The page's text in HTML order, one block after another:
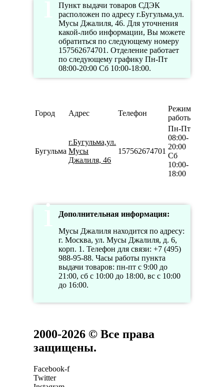
Пункт выдачи товаров СДЭК
расположен по адресу г.Бугульма,ул.
Мусы Джалиля, 46. Для уточнения
какой-либо информации, Вы можете
обратиться по следующему номеру
157562674701. Отделение работает
по следующему графику Пн-Пт
08:00-20:00 Сб 10:00-18:00.
Город Адрес Телефон
Режим
работы
Бугульма
г.Бугульма,ул.
Мусы
Джалиля, 46
157562674701
Пн-Пт
08:00-
20:00
Сб
10:00-
18:00
Дополнительная информация:
Мусы Джалиля находится по адресу:
г. Москва, ул. Мусы Джалиля, д. 6,
корп. 1. Телефон для связи: +7 (495)
988-95-88. Часы работы пункта
выдачи товаров: пн-пт с 9:00 до
21:00, сб с 10:00 до 18:00, вс с 10:00
до 16:00.
2000-2026 © Все права
защищены.
Facebook-f
Twitter